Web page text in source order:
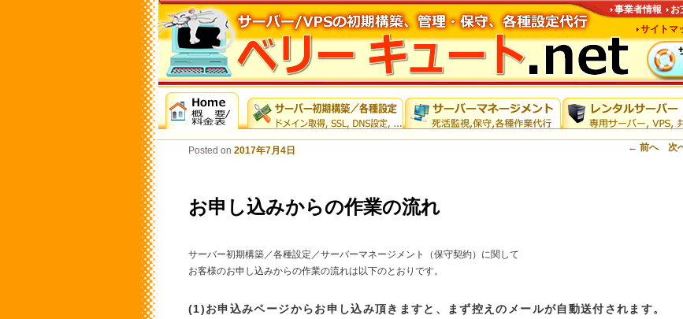
事業者情報 お
サイトマ
投稿ナビゲ
← 前へ 次
お申し込みからの作業の流れ
Posted on 2017年7月4日
サーバー初期構築／各種設定／サーバーマネージメント（保守契約）に関して
お客様のお申し込みからの作業の流れは以下のとおりです。
(1)お申込みページからお申し込み頂きますと、まず控えのメールが自動送付されます。